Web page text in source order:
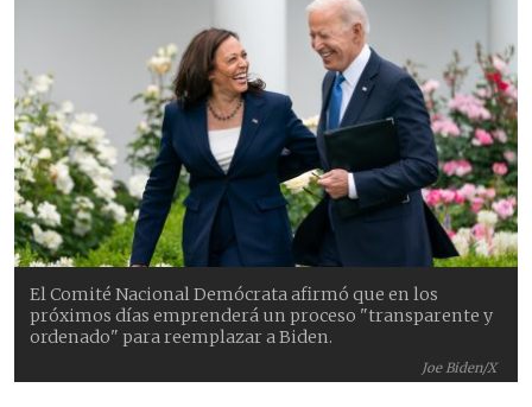
Joe Biden/X
El Comité Nacional Demócrata afirmó que en los
próximos días emprenderá un proceso "transparente y
ordenado" para reemplazar a Biden.